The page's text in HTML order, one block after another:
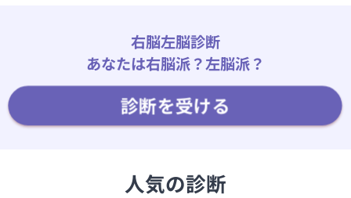
右脳左脳診断
あなたは右脳派？左脳派？
診断を受ける
人気の診断